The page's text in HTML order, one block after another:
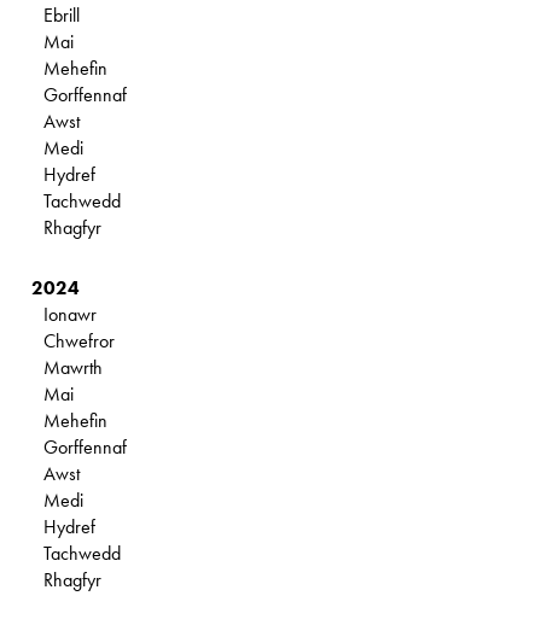
Ebrill
Mai
Mehefin
Gorffennaf
Awst
Medi
Hydref
Tachwedd
Rhagfyr
2024
Ionawr
Chwefror
Mawrth
Mai
Mehefin
Gorffennaf
Awst
Medi
Hydref
Tachwedd
Rhagfyr